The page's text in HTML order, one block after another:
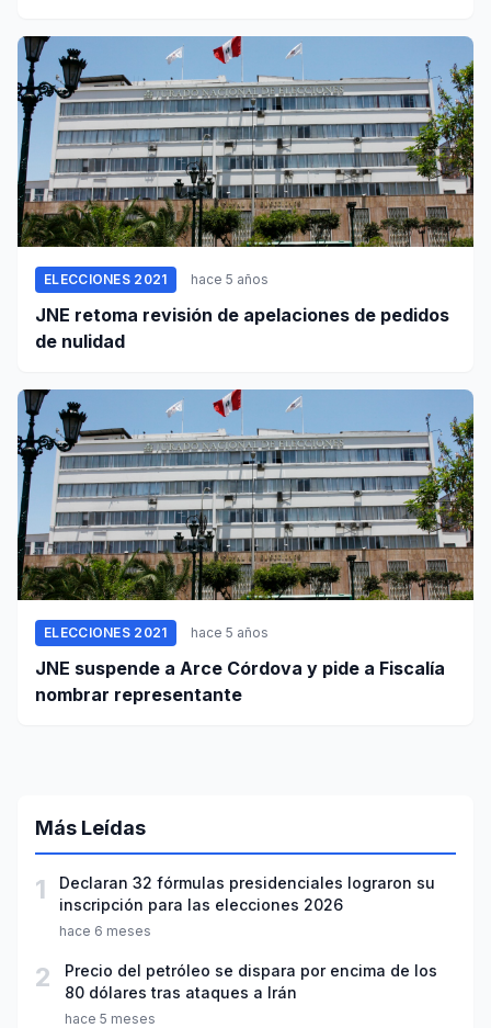
ELECCIONES 2021 hace 5 años
JNE retoma revisión de apelaciones de pedidos
de nulidad
ELECCIONES 2021 hace 5 años
JNE suspende a Arce Córdova y pide a Fiscalía
nombrar representante
Más Leídas
1
Declaran 32 fórmulas presidenciales lograron su
inscripción para las elecciones 2026
hace 6 meses
2
Precio del petróleo se dispara por encima de los
80 dólares tras ataques a Irán
hace 5 meses